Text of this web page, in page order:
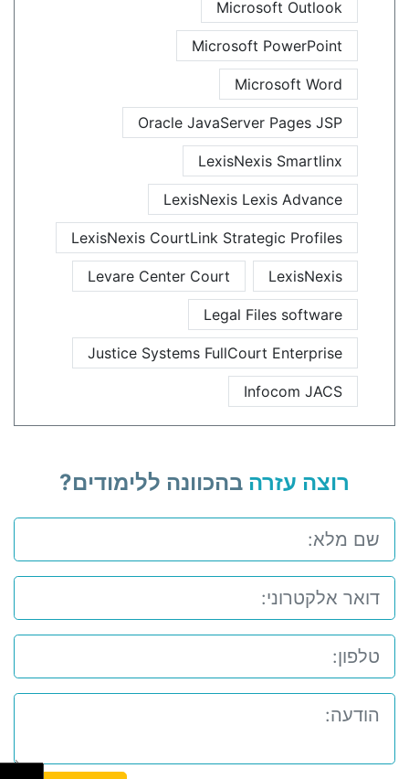
Microsoft Outlook
Microsoft PowerPoint
Microsoft Word
Oracle JavaServer Pages JSP
LexisNexis Smartlinx
LexisNexis Lexis Advance
LexisNexis CourtLink Strategic Profiles
LexisNexis
Levare Center Court
Legal Files software
Justice Systems FullCourt Enterprise
Infocom JACS
רוצה עזרה בהכוונה ללימודים?